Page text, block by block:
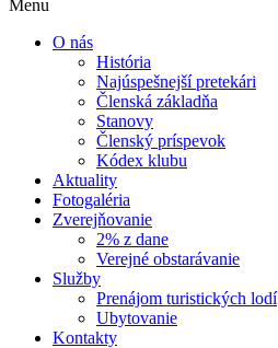
Menu
O nás
História
Najúspešnejší pretekári
Členská základňa
Stanovy
Členský príspevok
Kódex klubu
Aktuality
Fotogaléria
Zverejňovanie
2% z dane
Verejné obstarávanie
Služby
Prenájom turistických lodí
Ubytovanie
Kontakty